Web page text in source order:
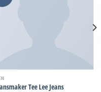
Tee Lee Jeans